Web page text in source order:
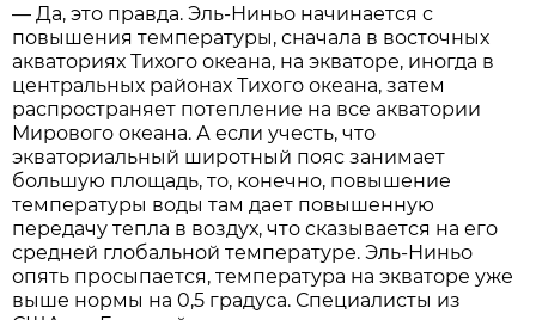
— Да, это правда. Эль-Ниньо начинается с
повышения температуры, сначала в восточных
акваториях Тихого океана, на экваторе, иногда в
центральных районах Тихого океана, затем
распространяет потепление на все акватории
Мирового океана. А если учесть, что
экваториальный широтный пояс занимает
большую площадь, то, конечно, повышение
температуры воды там дает повышенную
передачу тепла в воздух, что сказывается на его
средней глобальной температуре. Эль-Ниньо
опять просыпается, температура на экваторе уже
выше нормы на 0,5 градуса. Специалисты из